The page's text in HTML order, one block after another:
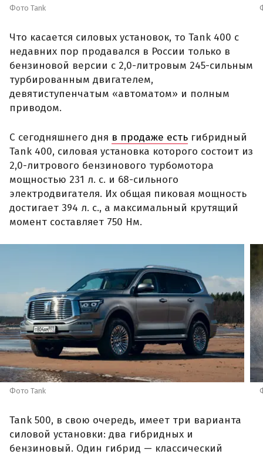
Фото Tank
Что касается силовых установок, то Tank 400 с
недавних пор продавался в России только в
бензиновой версии с 2,0-литровым 245-сильным
турбированным двигателем,
девятиступенчатым «автоматом» и полным
приводом.
С сегодняшнего дня в продаже есть гибридный
Tank 400, силовая установка которого состоит из
2,0-литрового бензинового турбомотора
мощностью 231 л. с. и 68-сильного
электродвигателя. Их общая пиковая мощность
достигает 394 л. с., а максимальный крутящий
момент составляет 750 Нм.
Фото Tank
Tank 500, в свою очередь, имеет три варианта
силовой установки: два гибридных и
бензиновый. Один гибрид — классический